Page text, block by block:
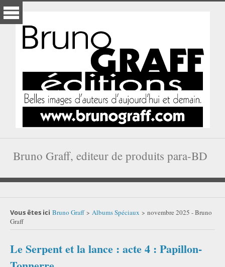
Bruno Graff, editeur de produits para-BD
Vous êtes ici Bruno Graff > Albums Spéciaux > novembre 2025 - Bruno
Graff
Le Serpent et la lance : acte 4 : Papillon-